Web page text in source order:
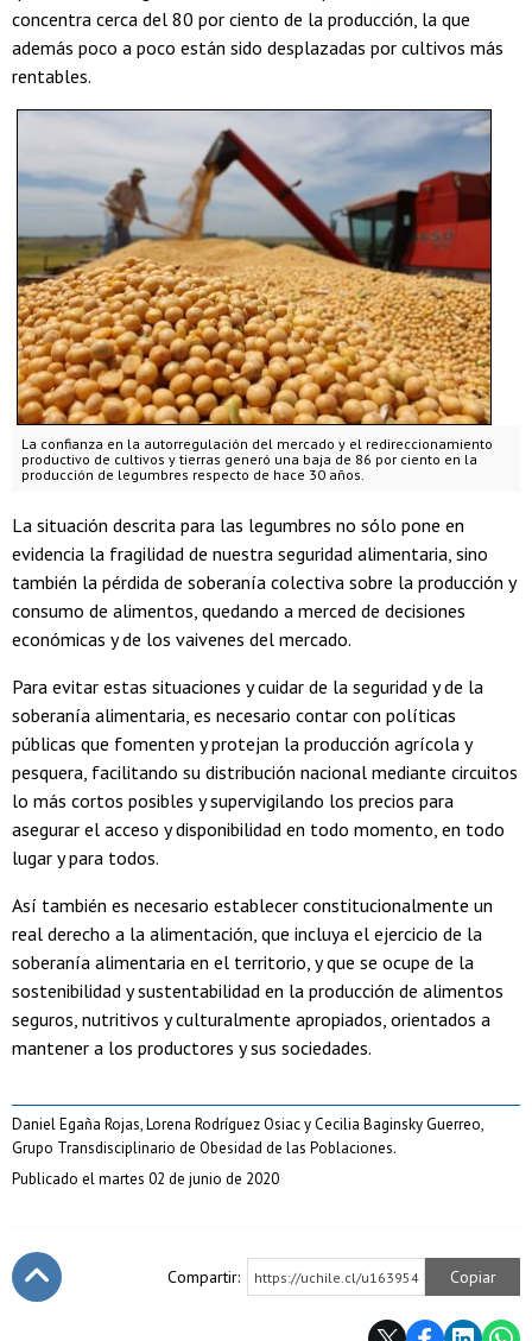
concentra cerca del 80 por ciento de la producción, la que
además poco a poco están sido desplazadas por cultivos más
rentables.
La confianza en la autorregulación del mercado y el redireccionamiento
productivo de cultivos y tierras generó una baja de 86 por ciento en la
producción de legumbres respecto de hace 30 años.
La situación descrita para las legumbres no sólo pone en
evidencia la fragilidad de nuestra seguridad alimentaria, sino
también la pérdida de soberanía colectiva sobre la producción y
consumo de alimentos, quedando a merced de decisiones
económicas y de los vaivenes del mercado.
Para evitar estas situaciones y cuidar de la seguridad y de la
soberanía alimentaria, es necesario contar con políticas
públicas que fomenten y protejan la producción agrícola y
pesquera, facilitando su distribución nacional mediante circuitos
lo más cortos posibles y supervigilando los precios para
asegurar el acceso y disponibilidad en todo momento, en todo
lugar y para todos.
Así también es necesario establecer constitucionalmente un
real derecho a la alimentación, que incluya el ejercicio de la
soberanía alimentaria en el territorio, y que se ocupe de la
sostenibilidad y sustentabilidad en la producción de alimentos
seguros, nutritivos y culturalmente apropiados, orientados a
mantener a los productores y sus sociedades.
Daniel Egaña Rojas, Lorena Rodríguez Osiac y Cecilia Baginsky Guerreo,
Grupo Transdisciplinario de Obesidad de las Poblaciones.
Publicado el martes 02 de junio de 2020
Compartir: https://uchile.cl/u163954 Copiar